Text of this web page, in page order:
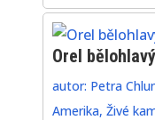
Orel
autor: Petra
Amerika,Živé